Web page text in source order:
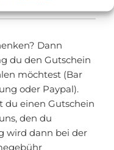
Dann
du den Gutschein
möchtest (Bar
oder Paypal).
du einen Gutschein
den du
wird dann bei der